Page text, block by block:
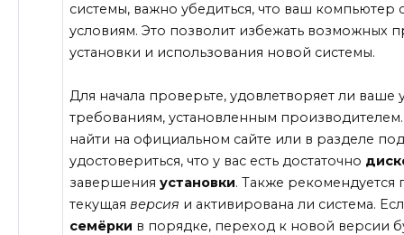
системы, важно убедиться, что ваш компьютер
условиям. Это позволит избежать возможных
установки и использования новой системы.
Для начала проверьте, удовлетворяет ли
требованиям, установленным
найти на официальном сайте или в разделе
удостовериться, что у вас есть достаточно
завершенияустановки. Также рекомендуется
текущаяверсия и активирована ли система.
семёрки в порядке, переход к новой версии